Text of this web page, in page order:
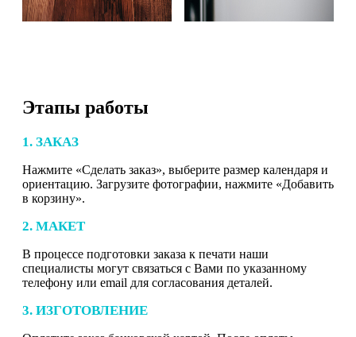
Этапы работы
1. ЗАКАЗ
Нажмите «Сделать заказ», выберите размер календаря и
ориентацию. Загрузите фотографии, нажмите «Добавить
в корзину».
2. МАКЕТ
В процессе подготовки заказа к печати наши
специалисты могут связаться с Вами по указанному
телефону или email для согласования деталей.
3. ИЗГОТОВЛЕНИЕ